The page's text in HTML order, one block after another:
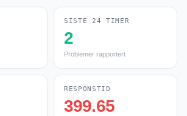
SISTE 24 TIMER
2
Problemer rapportert
RESPONSTID
399.65